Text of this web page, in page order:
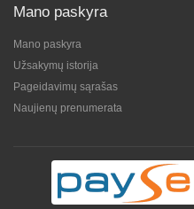
Mano paskyra
Mano paskyra
Užsakymų istorija
Pageidavimų sąrašas
Naujienų prenumerata